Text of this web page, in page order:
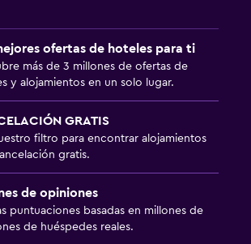
ofertas de hoteles para ti
más de 3 millones de ofertas de
y alojamientos en un solo lugar.
GRATIS
filtro para encontrar alojamientos
gratis.
de opiniones
puntuaciones basadas en millones de
de huéspedes reales.